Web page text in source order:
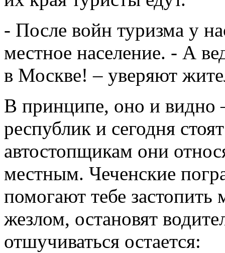
- После войн туризма у
местное население. - А
в Москве! – уверяют
В принципе, оно и видно
республик и сегодня
автостопщикам они
местным. Чеченские
помогают тебе
жезлом, остановят
отшучиваться остается: